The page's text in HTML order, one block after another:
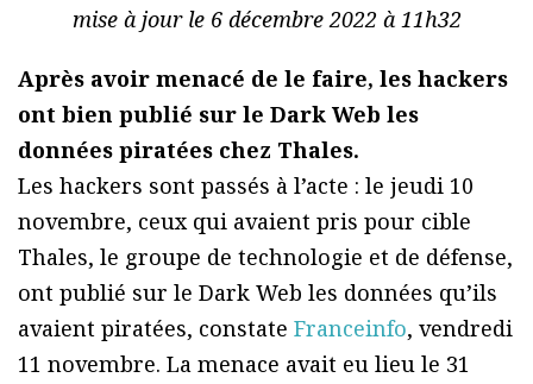
mise à jour le 6 décembre 2022 à 11h32
Après avoir menacé de le faire, les hackers
ont bien publié sur le Dark Web les
données piratées chez Thales.
Les hackers sont passés à l’acte : le jeudi 10
novembre, ceux qui avaient pris pour cible
Thales, le groupe de technologie et de défense,
ont publié sur le Dark Web les données qu’ils
avaient piratées, constate Franceinfo, vendredi
11 novembre. La menace avait eu lieu le 31